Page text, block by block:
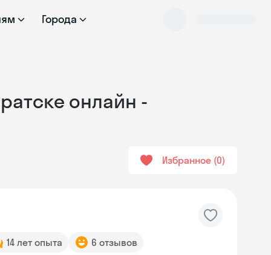
Города
онлайн -
Избранное 0
14 лет опыта 6 отзывов